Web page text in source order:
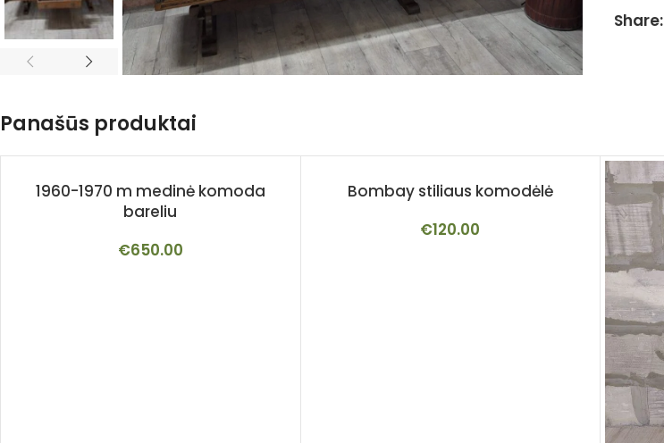
Share:
Panašūs produktai
1960-1970 m medinė komoda
bareliu
€650.00
Bombay stiliaus komodėlė
€120.00